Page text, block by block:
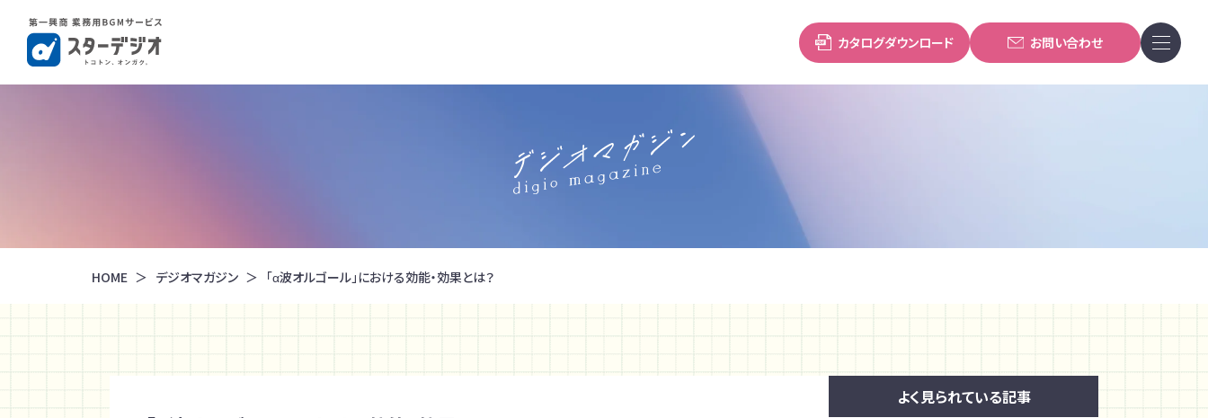
カタログダウンロード お問い合わせ
HOME デジオマガジン 「α波オルゴール」における効能・効果とは？
よく見られている記事